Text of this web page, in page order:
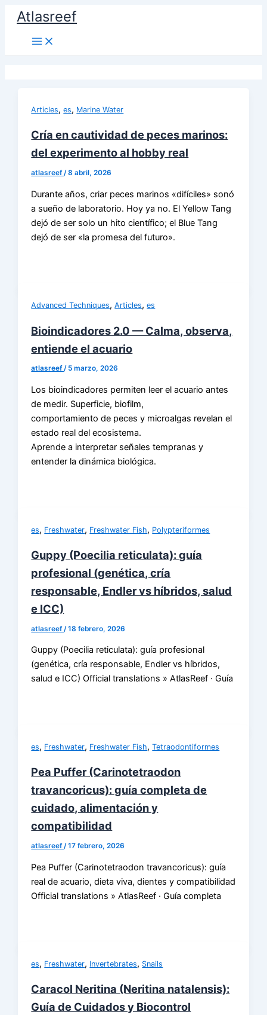
contenido
Atlasreef
Articles,es, Marine Water
Cría en cautividad de peces marinos:
del experimento al hobby real
atlasreef/8 abril, 2026
Durante años, criar peces marinos «difíciles» sonó
a sueño de laboratorio. Hoy ya no. El Yellow Tang
dejó de ser solo un hito científico; el Blue Tang
dejó de ser «la promesa del futuro».
Advanced Techniques,Articles,es
Bioindicadores 2.0 — Calma, observa,
entiende el acuario
atlasreef/ 5 marzo, 2026
Los bioindicadores permiten leer el acuario antes
de medir. Superficie, biofilm,
comportamiento de peces y microalgas revelan el
estado real del ecosistema.
Aprende a interpretar señales tempranas y
entender la dinámica biológica.
es, Freshwater, Freshwater Fish, Polypteriformes
Guppy (Poecilia reticulata): guía
profesional (genética, cría
responsable, Endler vs híbridos, salud
e ICC)
atlasreef /18 febrero, 2026
Guppy (Poecilia reticulata): guía profesional
(genética, cría responsable, Endler vs híbridos,
salud e ICC) Official translations » AtlasReef · Guía
es, Freshwater, Freshwater Fish,Tetraodontiformes
Pea Puffer (Carinotetraodon
travancoricus): guía completa de
cuidado, alimentación y
compatibilidad
atlasreef/17 febrero, 2026
Pea Puffer (Carinotetraodon travancoricus): guía
real de acuario, dieta viva, dientes y compatibilidad
Official translations » AtlasReef · Guía completa
es, Freshwater, Invertebrates, Snails
Caracol Neritina (Neritina natalensis):
Guía de Cuidados y Biocontrol